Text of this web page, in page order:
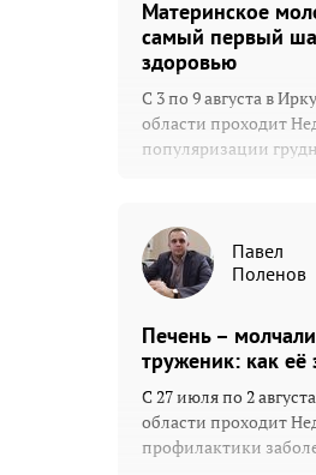
Материнское
самый первый
здоровью
С 3 по 9 августа в
области проходит
популяризации
Павел
Поленов
Печень –
труженик: как её
С 27 июля по 2
области проходит
профилактики